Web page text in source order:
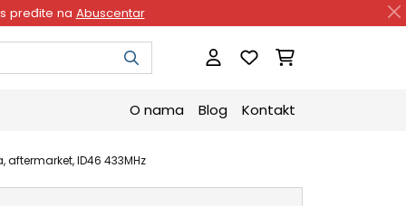
pređite na Abuscentar
O nama Blog Kontakt
aftermarket, ID46 433MHz